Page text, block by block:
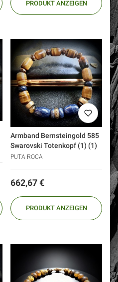
PRODUKT ANZEIGEN
Armband Bernsteingold 585
Swarovski Totenkopf (1) (1)
PUTA ROCA
Preis
662,67 €
PRODUKT ANZEIGEN